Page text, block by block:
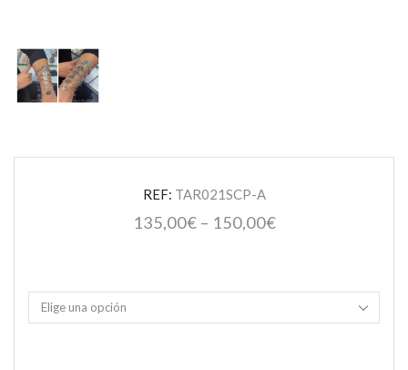
REF: TAR021SCP-A
135,00€– 150,00€